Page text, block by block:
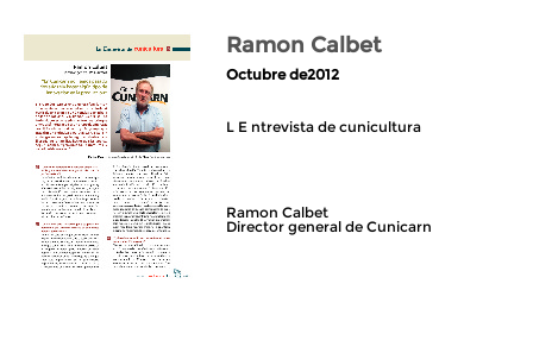
Ramon Calbet
Octubre de2012
L E ntrevista de cunicultura
Ramon Calbet
Director general de Cunicarn